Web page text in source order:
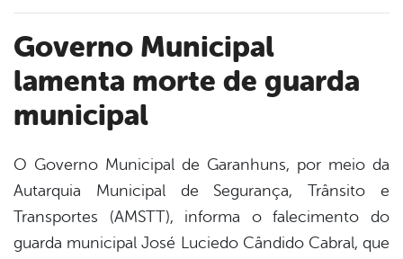
Governo Municipal
lamenta morte de guarda
municipal
O Governo Municipal de Garanhuns, por meio da
Autarquia Municipal de Segurança, Trânsito e
Transportes (AMSTT), informa o falecimento do
guarda municipal José Luciedo Cândido Cabral, que